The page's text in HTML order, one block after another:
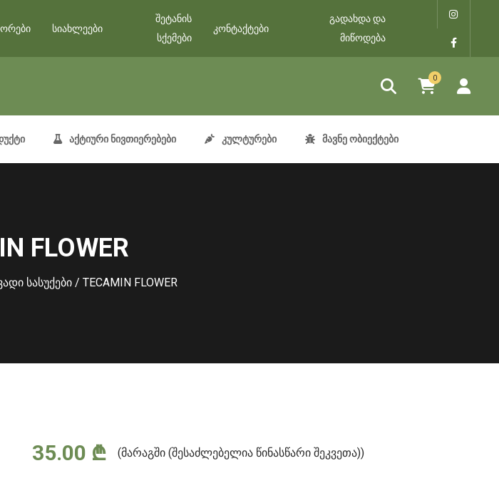
სიახლეები
შეტანის
სქემები
კონტაქტები
გადახდა და
მიწოდება
0
აქტიური ნივთიერებები კულტურები მავნე ობიექტები
FLOWER
სასუქები / TECAMIN FLOWER
35.00 ₾ (მარაგში (შესაძლებელია წინასწარი შეკვეთა))